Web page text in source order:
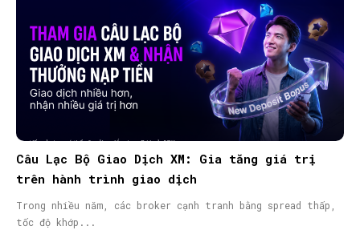
Câu Lạc Bộ Giao Dịch XM: Gia tăng giá trị
trên hành trình giao dịch
Trong nhiều năm, các broker cạnh tranh bằng spread thấp,
tốc độ khớp...